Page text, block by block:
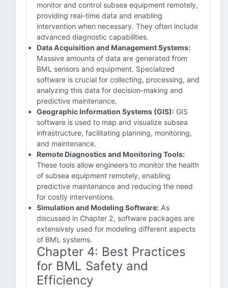
monitor and control subsea equipment remotely,
providing real-time data and enabling
intervention when necessary. They often include
advanced diagnostic capabilities.
Data Acquisition and Management Systems:
Massive amounts of data are generated from
BML sensors and equipment. Specialized
software is crucial for collecting, processing, and
analyzing this data for decision-making and
predictive maintenance.
Geographic Information Systems (GIS): GIS
software is used to map and visualize subsea
infrastructure, facilitating planning, monitoring,
and maintenance.
Remote Diagnostics and Monitoring Tools:
These tools allow engineers to monitor the health
of subsea equipment remotely, enabling
predictive maintenance and reducing the need
for costly interventions.
Simulation and Modeling Software: As
discussed in Chapter 2, software packages are
extensively used for modeling different aspects
of BML systems.
Chapter 4: Best Practices
for BML Safety and
Efficiency